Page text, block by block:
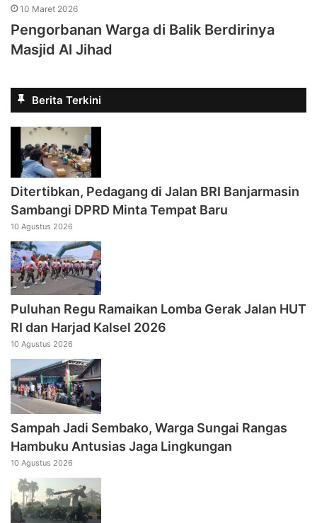
10 Maret 2026
Pengorbanan Warga di Balik Berdirinya
Masjid Al Jihad
Berita Terkini
Ditertibkan, Pedagang di Jalan BRI Banjarmasin
Sambangi DPRD Minta Tempat Baru
10 Agustus 2026
Puluhan Regu Ramaikan Lomba Gerak Jalan HUT
RI dan Harjad Kalsel 2026
10 Agustus 2026
Sampah Jadi Sembako, Warga Sungai Rangas
Hambuku Antusias Jaga Lingkungan
10 Agustus 2026